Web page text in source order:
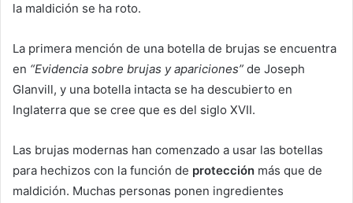
la maldición se ha roto.
La primera mención de una botella de brujas se encuentra
en “Evidencia sobre brujas y apariciones” de Joseph
Glanvill, y una botella intacta se ha descubierto en
Inglaterra que se cree que es del siglo XVII.
Las brujas modernas han comenzado a usar las botellas
para hechizos con la función de protección más que de
maldición. Muchas personas ponen ingredientes